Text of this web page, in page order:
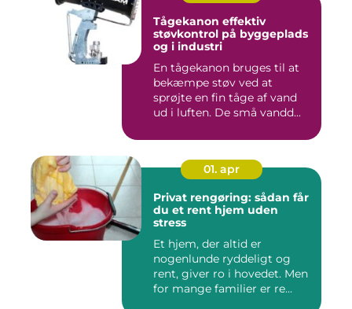
Tågekanon effektiv
støvkontrol på byggeplads
og i industri
En tågekanon bruges til at
bekæmpe støv ved at
sprøjte en fin tåge af vand
ud i luften. De små vandd...
01. apr
Privat rengøring: sådan får
du et rent hjem uden
stress
Et hjem, der altid er
nogenlunde ryddeligt og
rent, giver ro i hovedet. Men
for mange familier er re...